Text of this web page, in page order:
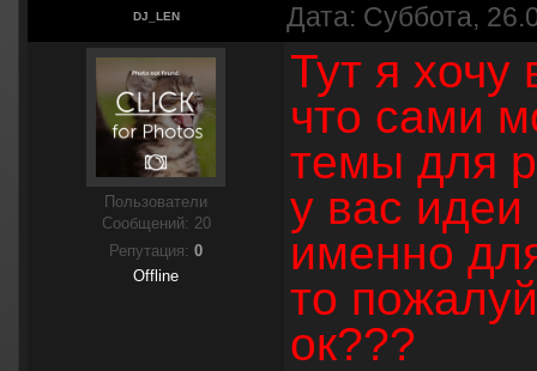
DJ_LEN Дата: Суббота,
Пользователи
Сообщений: 20
Репутация: 0
Offline
Тут я хочу
что сами
темы для
у вас
именно
то
ок???